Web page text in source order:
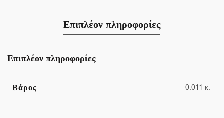
Επιπλέον πληροφορίες
Επιπλέον πληροφορίες
Βάρος 0.011 κ.